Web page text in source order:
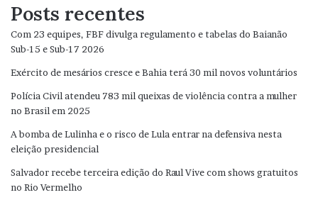
Posts recentes
Com 23 equipes, FBF divulga regulamento e tabelas do Baianão
Sub-15 e Sub-17 2026
Exército de mesários cresce e Bahia terá 30 mil novos voluntários
Polícia Civil atendeu 783 mil queixas de violência contra a mulher
no Brasil em 2025
A bomba de Lulinha e o risco de Lula entrar na defensiva nesta
eleição presidencial
Salvador recebe terceira edição do Raul Vive com shows gratuitos
no Rio Vermelho